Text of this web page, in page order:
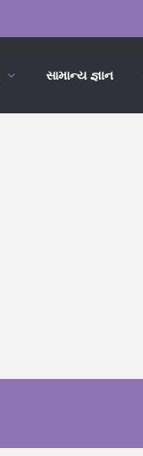
સામાન્ય જ્ઞાન